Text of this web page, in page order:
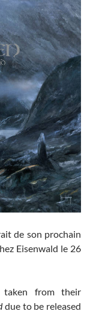
de son prochain
Eisenwald le 26
taken from their
due to be released